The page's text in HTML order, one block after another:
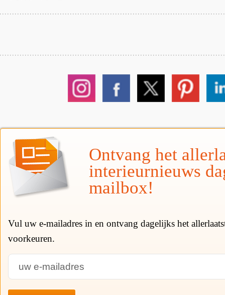
Ontvang het
interieurnieuws
mailbox!
Vul uw e-mailadres in en ontvang dagelijks het
voorkeuren.